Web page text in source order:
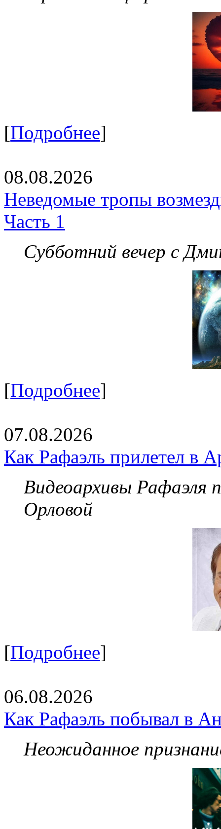
[Подробнее]
08.08.2026
Неведомые тропы
Часть 1
Субботний вечер с
[Подробнее]
07.08.2026
Как Рафаэль прилетел в
Видеоархивы Рафаэля
Орловой
[Подробнее]
06.08.2026
Как Рафаэль побывал в
Неожиданное